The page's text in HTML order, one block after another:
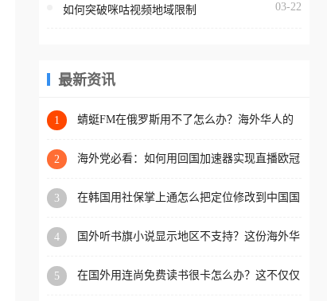
区工作、留学、定居等，都
权限制所困扰。
区时，网易云音乐也会像其
回国加速器，即可解决「海
版权限制」的问题，无论人
国、加拿大、澳大利亚、欧
学、定居等，都可以使用，
扰。
如何突破咪咕视频地域限制 03-22
最新资讯
1
蜻蜓FM在俄罗斯用不了怎么办？海外华人的
2
海外党必看：如何用回国加速器实现直播欧冠
3
在韩国用社保掌上通怎么把定位修改到中国国
4
国外听书旗小说显示地区不支持？这份海外华
5
在国外用连尚免费读书很卡怎么办？这不仅仅